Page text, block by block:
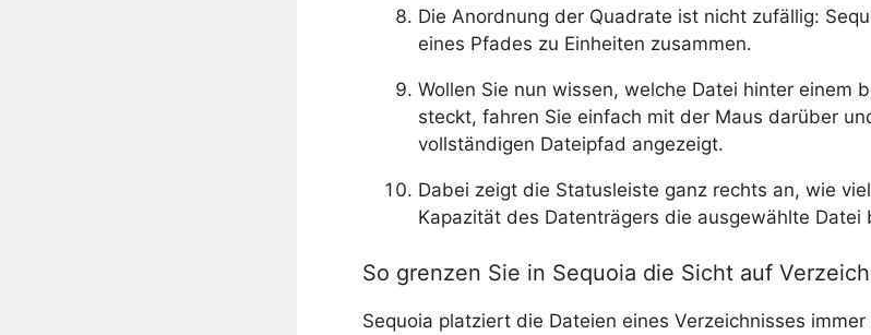
Die Anordnung der Quadrate ist nicht zufällig:
eines Pfades zu Einheiten zusammen.
Wollen Sie nun wissen, welche Datei hinter einem
steckt, fahren Sie einfach mit der Maus darüber
vollständigen Dateipfad angezeigt.
Dabei zeigt die Statusleiste ganz rechts an, wie
Kapazität des Datenträgers die ausgewählte Datei
So grenzen Sie in Sequoia die Sicht auf
Sequoia platziert die Dateien eines Verzeichnisses